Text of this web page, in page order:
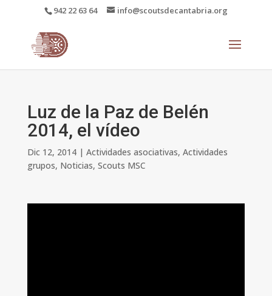
942 22 63 64 info@scoutsdecantabria.org
Luz de la Paz de Belén
2014, el vídeo
Dic 12, 2014| Actividades asociativas, Actividades
grupos, Noticias, Scouts MSC